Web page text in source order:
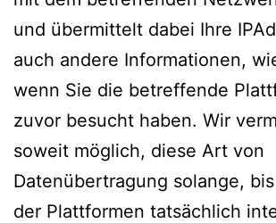
und übermittelt dabei Ihre
auch andere Informationen,
wenn Sie die betreffende
zuvor besucht haben. Wir
soweit möglich, diese Art von
Datenübertragung solange,
der Plattformen tatsächlich